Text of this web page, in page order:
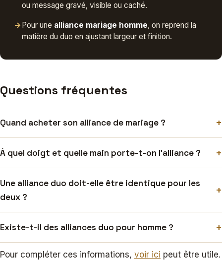
ou message gravé, visible ou caché.
→ Pour une alliance mariage homme, on reprend la
matière du duo en ajustant largeur et finition.
Questions fréquentes
Quand acheter son alliance de mariage ? +
À quel doigt et quelle main porte-t-on l’alliance ? +
Une alliance duo doit-elle être identique pour les
deux ?
+
Existe-t-il des alliances duo pour homme ? +
Pour compléter ces informations, voir ici peut être utile.